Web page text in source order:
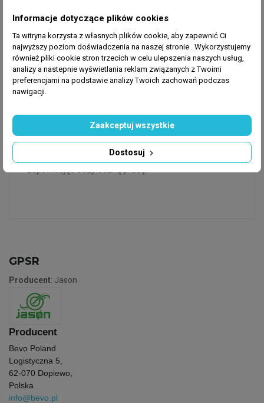
Czy trójnik Jason jest wielokrotnego użytku?
wielokrotnie bez utraty szczelności przez naciskanie
pierścienia odblokowującego.
Do jakich rur pasuje trójnik Jason 32 mm?
Do rur PP o zewnętrznej średnicy 32 mm. Trójnik
redukcyjny pozwala na połączenie różnych średnic.
Czy trójnik Jason PP wytrzyma ciśnienie
Tak. Maks. ciśnienie 10 bar znacznie przewyższa
ciśnienie wodociągowe (typowo 2–6 bar),
zapewniając bezpieczną pracę.
GPSR
Producent: Jason
Producent
Bevo Poland
Logistyczna 5,
62-070 Dopiewo,
Polska
info@bevo.pl
Informacje dotyczące plików cookies
Ta witryna korzysta z własnych plików cookie, aby zapewnić Ci
najwyższy poziom doświadczenia na naszej stronie . Wykorzystujemy
również pliki cookie stron trzecich w celu ulepszenia naszych usług,
analizy a nastepnie wyświetlania reklam związanych z Twoimi
preferencjami na podstawie analizy Twoich zachowań podczas
nawigacji.
Dostosuj
Zaakceptuj wszystkie